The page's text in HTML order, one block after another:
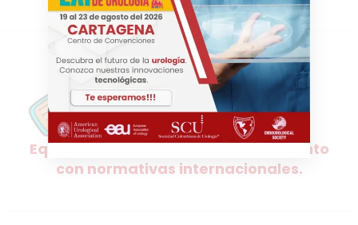
Equipos certificados y en cumplimiento
con normativas internacionales.